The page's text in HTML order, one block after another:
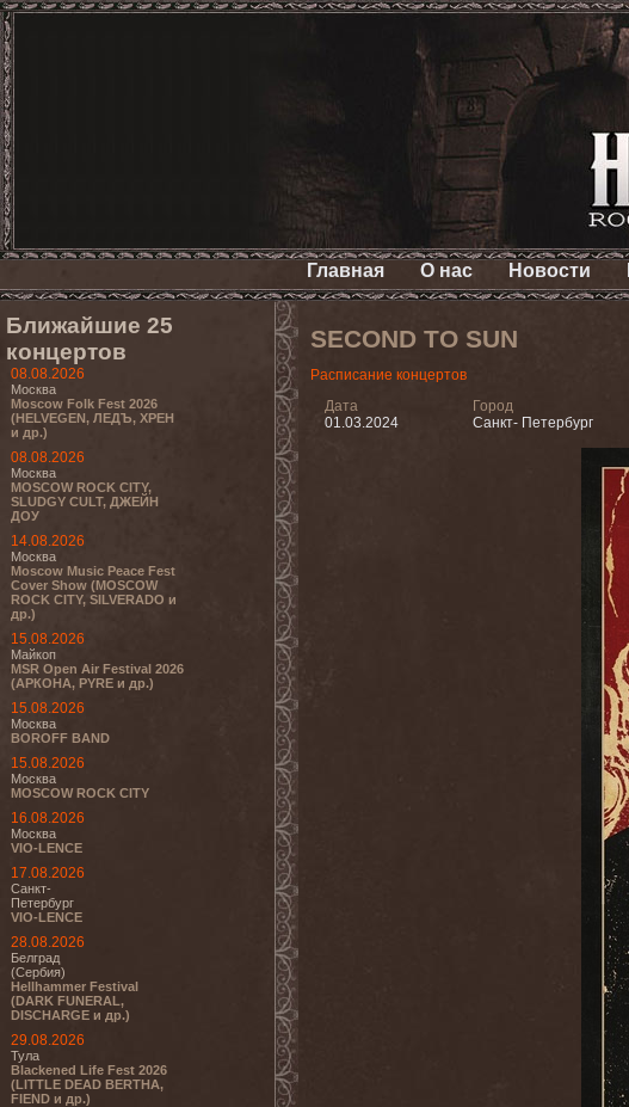
Главная О нас Новости
Ближайшие 25
концертов
08.08.2026
Москва
Moscow Folk Fest 2026
(HELVEGEN, ЛЕДЪ, ХРЕН
и др.)
08.08.2026
Москва
MOSCOW ROCK CITY,
SLUDGY CULT, ДЖЕЙН
ДОУ
14.08.2026
Москва
Moscow Music Peace Fest
Cover Show (MOSCOW
ROCK CITY, SILVERADO и
др.)
15.08.2026
Майкоп
MSR Open Air Festival 2026
(АРКОНА, PYRE и др.)
15.08.2026
Москва
BOROFF BAND
15.08.2026
Москва
MOSCOW ROCK CITY
16.08.2026
Москва
VIO-LENCE
17.08.2026
Санкт-
Петербург
VIO-LENCE
28.08.2026
Белград
(Сербия)
Hellhammer Festival
(DARK FUNERAL,
DISCHARGE и др.)
29.08.2026
Тула
Blackened Life Fest 2026
(LITTLE DEAD BERTHA,
FIEND и др.)
SECOND TO SUN
Расписание концертов
Дата
01.03.2024
Город
Санкт- Петербург